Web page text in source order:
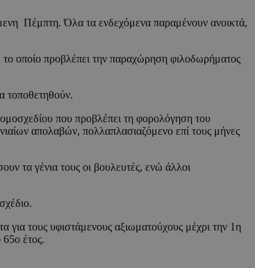
Πέμπτη. Όλα τα ενδεχόμενα παραμένουν ανοικτά,
οποίο προβλέπει την παραχώρηση φιλοδωρήματος
τοποθετηθούν.
που προβλέπει τη φορολόγηση του
απολαβών, πολλαπλασιαζόμενο επί τους μήνες
τα γένια τους οι βουλευτές, ενώ άλλοι
για τους υφιστάμενους αξιωματούχους μέχρι την 1η
έτος.